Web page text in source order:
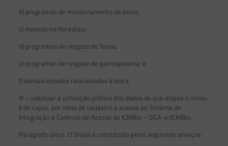
b) programas de monitoramento da biota;
c) inventários florestais;
d) programas de resgate de fauna;
e) programas de resgate de germoplasma; e
f) demais estudos relacionados à biota.
III – viabilizar a utilização pública dos dados de que dispõe o inciso
II do caput, por meio de cadastro e acesso ao Sistema de
Integração e Controle de Acesso do ICMBio – SICA-e/ICMBio.
Parágrafo único. O Sisbia é constituído pelos seguintes serviços: